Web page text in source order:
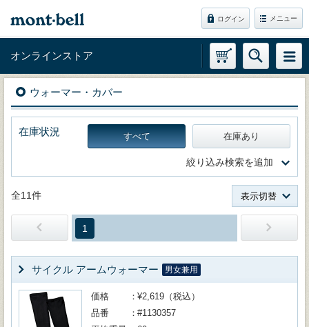
ログイン メニュー
オンラインストア
ウォーマー・カバー
在庫状況 すべて 在庫あり
絞り込み検索を追加
全11件 表示切替
1
サイクル アームウォーマー 男女兼用
価格
¥2,619（税込）
品番
#1130357